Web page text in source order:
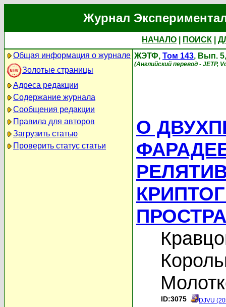
Журнал
НАЧАЛО ПОИСК
Общая информация о журнале
Золотые страницы
Адреса редакции
Содержание журнала
Сообщения редакции
Правила для авторов
Загрузить статью
Проверить статус статьи
ЖЭТФ, Том 143, Вып.
(Английский перевод - JETP,
О
ID:3075 DJVU